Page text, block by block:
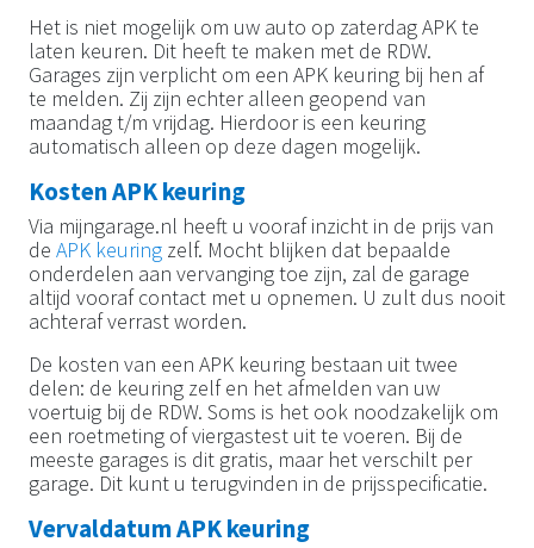
Het is niet mogelijk om uw auto op zaterdag APK te
laten keuren. Dit heeft te maken met de RDW.
Garages zijn verplicht om een APK keuring bij hen af
te melden. Zij zijn echter alleen geopend van
maandag t/m vrijdag. Hierdoor is een keuring
automatisch alleen op deze dagen mogelijk.
Kosten APK keuring
Via mijngarage.nl heeft u vooraf inzicht in de prijs van
de APK keuring zelf. Mocht blijken dat bepaalde
onderdelen aan vervanging toe zijn, zal de garage
altijd vooraf contact met u opnemen. U zult dus nooit
achteraf verrast worden.
De kosten van een APK keuring bestaan uit twee
delen: de keuring zelf en het afmelden van uw
voertuig bij de RDW. Soms is het ook noodzakelijk om
een roetmeting of viergastest uit te voeren. Bij de
meeste garages is dit gratis, maar het verschilt per
garage. Dit kunt u terugvinden in de prijsspecificatie.
Vervaldatum APK keuring